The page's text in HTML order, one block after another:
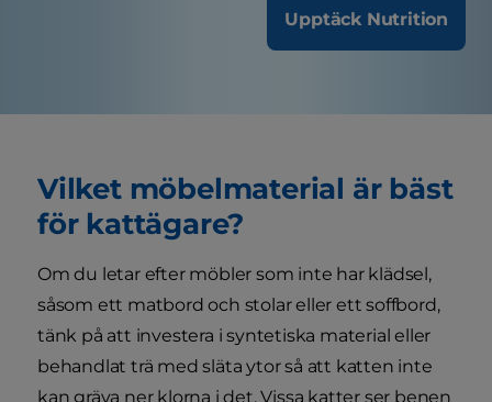
Upptäck Nutrition
Vilket möbelmaterial är bäst
för kattägare?
Om du letar efter möbler som inte har klädsel,
såsom ett matbord och stolar eller ett soffbord,
tänk på att investera i syntetiska material eller
behandlat trä med släta ytor så att katten inte
kan gräva ner klorna i det. Vissa katter ser benen